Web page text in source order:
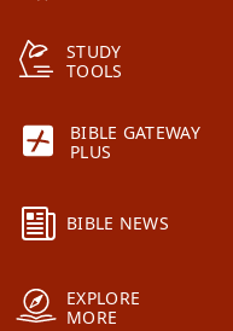
STUDY
TOOLS
BIBLE GATEWAY
PLUS
BIBLE NEWS
EXPLORE
MORE